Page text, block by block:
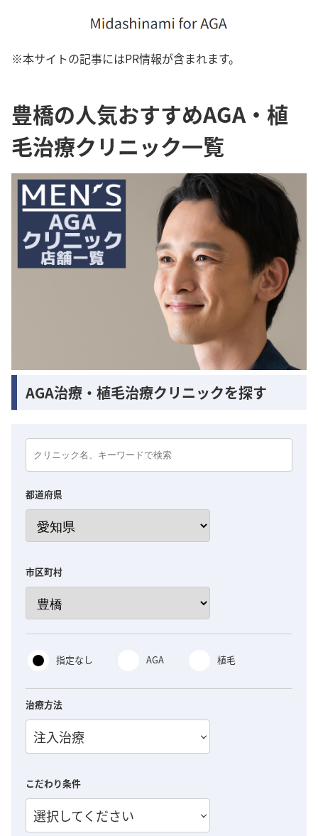
※本サイトの記事にはPR情報が含まれます。
豊橋の人気おすすめAGA・植
毛治療クリニック一覧
AGA治療・植毛治療クリニックを探す
都道府県
市区町村
指定なし AGA 植毛
治療方法
注入治療
こだわり条件
選択してください